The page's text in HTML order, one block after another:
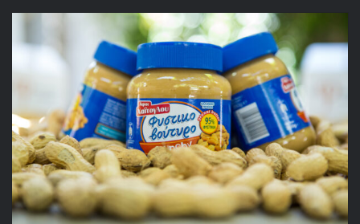
Μακεδονικός Χαλβάς 2